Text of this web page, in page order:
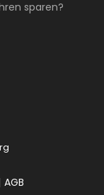
sparen?
| AGB